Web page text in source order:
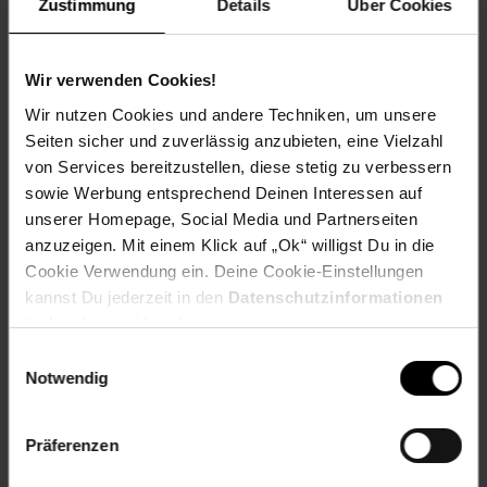
Zustimmung Details Über Cookies
Wir verwenden Cookies!
Wir nutzen Cookies und andere Techniken, um unsere
Seiten sicher und zuverlässig anzubieten, eine Vielzahl
von Services bereitzustellen, diese stetig zu verbessern
sowie Werbung entsprechend Deinen Interessen auf
unserer Homepage, Social Media und Partnerseiten
anzuzeigen. Mit einem Klick auf „Ok“ willigst Du in die
Cookie Verwendung ein. Deine Cookie-Einstellungen
kannst Du jederzeit in den Datenschutzinformationen
ändern bzw. widerrufen.
Notwendig
Präferenzen
Welchen Verein du in deiner Region unterstützen kannst
findest du hier heraus:
Zurück zu Vereinsspende
Fußzeile
Weitere Online-Angebote
Weinwelt